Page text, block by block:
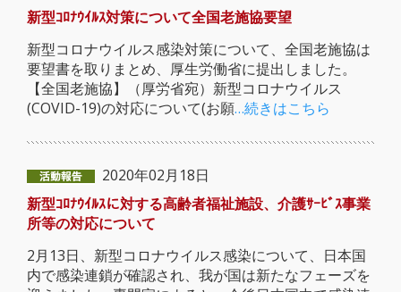
新型ｺﾛﾅｳｲﾙｽ対策について全国老施協要望
新型コロナウイルス感染対策について、全国老施協は
要望書を取りまとめ、厚生労働省に提出しました。
【全国老施協】（厚労省宛）新型コロナウイルス
(COVID-19)の対応について(お願…続きはこちら
2020年02月18日
新型ｺﾛﾅｳｲﾙｽに対する高齢者福祉施設、介護ｻｰﾋﾞｽ事業
所等の対応について
2月13日、新型コロナウイルス感染について、日本国
内で感染連鎖が確認され、我が国は新たなフェーズを